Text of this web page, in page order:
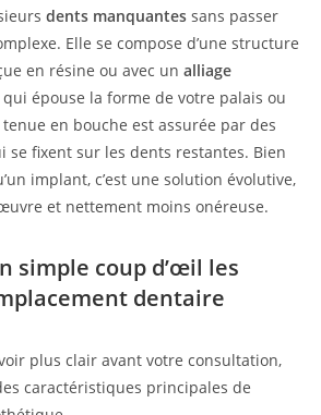
dents manquantes sans passer
Elle se compose d’une structure
en résine ou avec un alliage
qui épouse la forme de votre palais ou
en bouche est assurée par des
se fixent sur les dents restantes. Bien
implant, c’est une solution évolutive,
et nettement moins onéreuse.
simple coup d’œil les
dentaire
plus clair avant votre consultation,
caractéristiques principales de